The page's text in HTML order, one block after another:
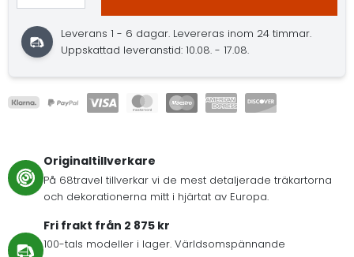
Leverans 1 - 6 dagar. Levereras inom 24 timmar.
Uppskattad leveranstid: 10.08. - 17.08.
Originaltillverkare
På 68travel tillverkar vi de mest detaljerade träkartorna
och dekorationerna mitt i hjärtat av Europa.
Fri frakt från 2 875 kr
100-tals modeller i lager. Världsomspännande